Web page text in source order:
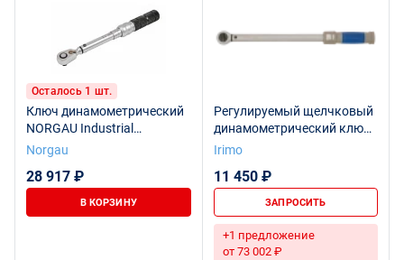
Осталось 1 шт.
Ключ динамометрический
NORGAU Industrial
предельный с трещоткой
Norgau
28 917 ₽
В КОРЗИНУ
Регулируемый щелчковый
динамометрический ключ
с фиксированной
1/2", 25 - 125 Нм
Irimo
11 450 ₽
ЗАПРОСИТЬ
+1 предложение
от 73 002 ₽